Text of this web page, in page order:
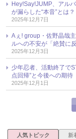
Hey!Say!JUMP、アル
が漏らした“本音”とは？
2025年12月7日
Aぇ! group・佐野晶哉
ルへの不安が「絶賛に
2025年12月3日
少年忍者、活動終了で
点回帰”と今後への期待
2025年12月1日
人気トピック 新